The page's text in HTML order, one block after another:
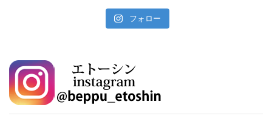
フォロー